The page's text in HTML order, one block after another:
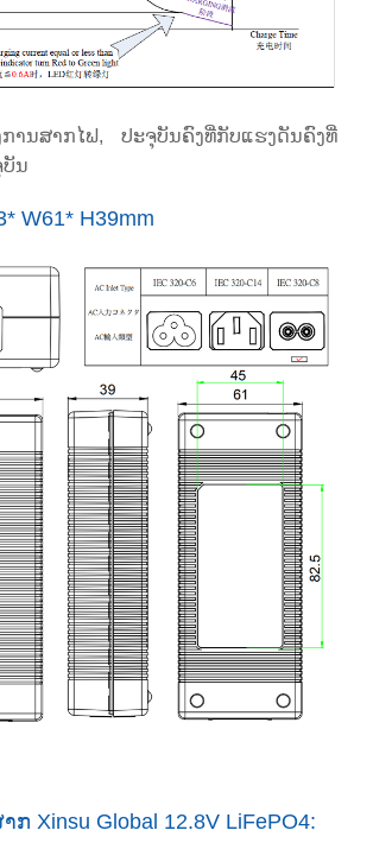
ານ​ສາກ​ໄຟ​, ປະ​ຈຸ​ບັນ​ຄົງ​ທີ່​ກັບ​ແຮງ​ດັນ​ຄົງ​ທີ່​
ບັນ​
W61* H39mm
ກ Xinsu Global 12.8V LiFePO4: